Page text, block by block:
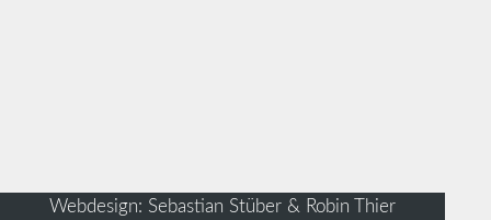
Webdesign: Sebastian Stüber & Robin Thier